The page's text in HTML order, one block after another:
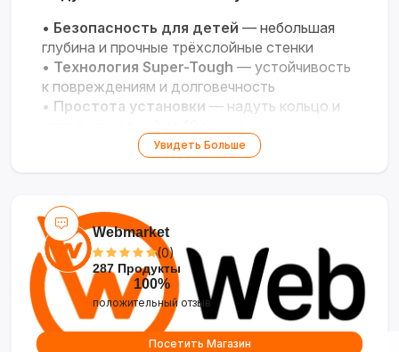
• Безопасность для детей — небольшая
глубина и прочные трёхслойные стенки
• Технология Super-Tough — устойчивость
к повреждениям и долговечность
• Простота установки — надуть кольцо и
Мобильность — лёгкий перенос и
сада и отдыха на природе
Увидеть Больше
Webmarket
(0)
287 Продукты
100%
положительный отзыв
Посетить Магазин